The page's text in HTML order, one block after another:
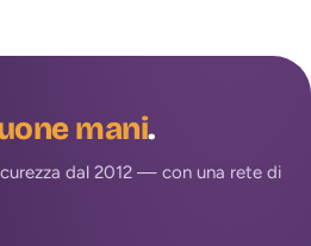
mani.
dal 2012 — con una rete di